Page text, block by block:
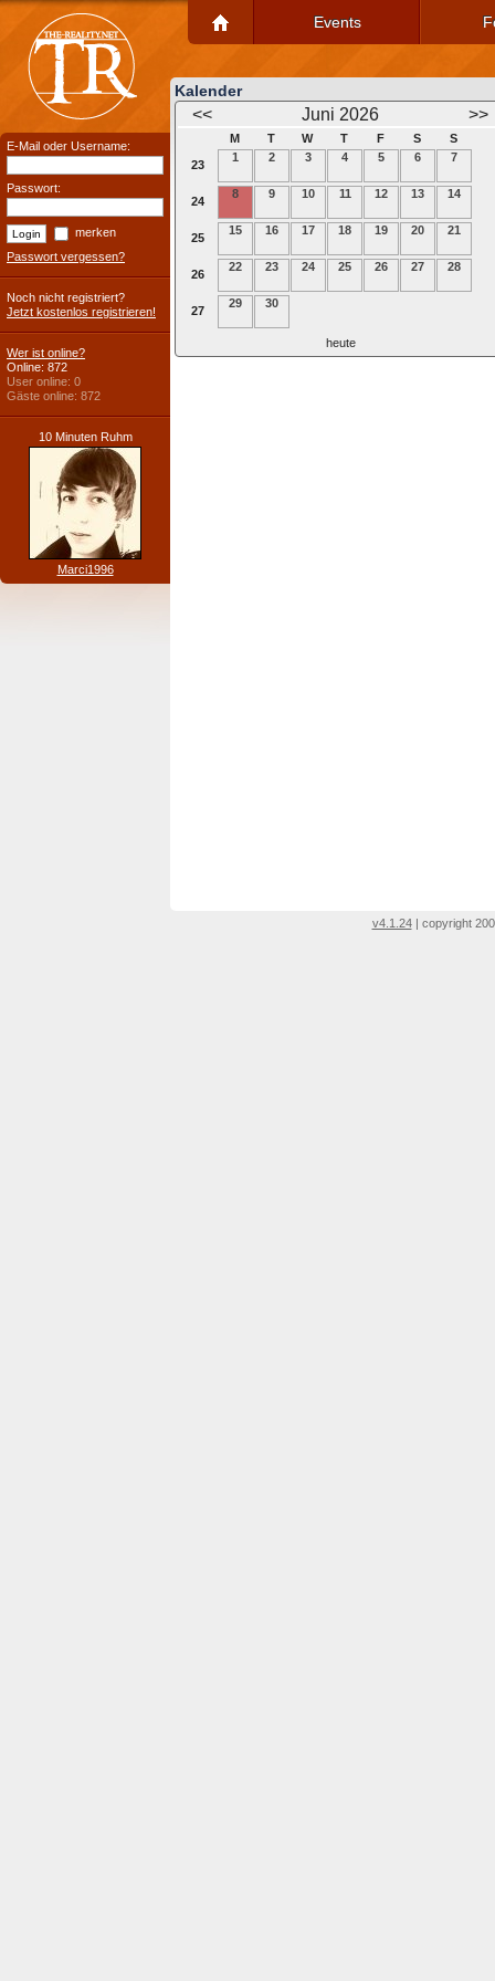
Events
Kalender
<< Juni 2026 >>
M T W T F S
S
23
1 2 3 4 5 6 7
24
8 9 10 11 12 13 14
25
15 16 17 18 19 20 21
26
22 23 24 25 26 27 28
27
29 30
heute
E-Mail oder Username:
Passwort:
merken
Passwort vergessen?
Noch nicht registriert?
Jetzt kostenlos registrieren!
Wer ist online?
Online: 872
User online: 0
Gäste online: 872
10 Minuten Ruhm
Marci1996
v4.1.24| copyright